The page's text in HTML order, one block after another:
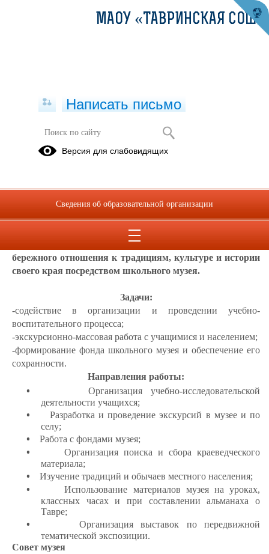
План работы школьного музея
МАОУ «Тавринская СОШ» на 2025-
Направление музея: историко-краеведческое.
Воспитание патриотизма, гражданственности,
бережного отношения к традициям, культуре и истории
своего края посредством школьного музея.
Задачи:
-содействие в организации и проведении учебно-
воспитательного процесса;
-экскурсионно-массовая работа с учащимися и населением;
-формирование фонда школьного музея и обеспечение его
сохранности.
Направления работы:
•
Организация учебно-исследовательской
деятельности учащихся;
•
Разработка и проведение экскурсий в музее и по
селу;
• Работа с фондами музея;
•
Организация поиска и сбора краеведческого
материала;
• Изучение традиций и обычаев местного населения;
•
Использование материалов музея на уроках,
классных часах и при составлении альманаха о
Тавре;
•
Организация выставок по передвижной
тематической экспозиции.
Совет музея
МАОУ «ТАВРИНСКАЯ СОШ»
Написать письмо
Версия для слабовидящих
Сведения об образовательной организации